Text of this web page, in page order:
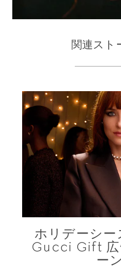
関連スト
ホリデーシー
Gucci Gift 広
ーン